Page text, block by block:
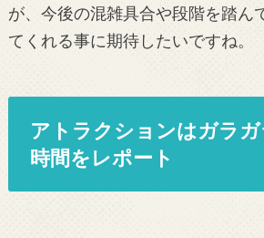
が、今後の混雑具合や段階を踏ん
てくれる事に期待したいですね。
アトラクションはガラガ
時間をレポート